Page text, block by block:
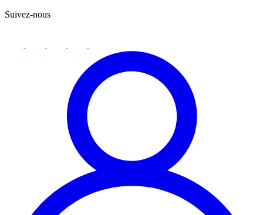
Suivez-nous